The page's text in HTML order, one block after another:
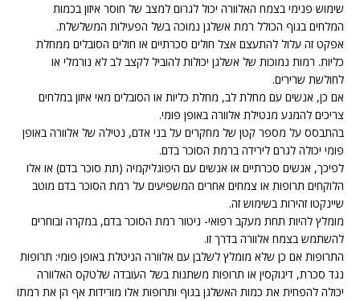
שימוש פנימי בצמח האלוורה יכול לגרום למצב של חוסר איזון בכמות
המלחים בגוף הכולל רמת אשלגן נמוכה בשל הפעילות המשלשלת.
אפקט זה עלול להתעצם אצל חולים סכרתיים או חולים הסובלים ממחלת
כליות. רמות נמוכות של אשלגן יכולות להוביל לקצב לב לא נורמלי או
לחולשת שרירים.
אם כן, אנשים עם מחלת לב, מחלת כליות או הסובלים מאי איזון במלחים
צריכים להמנע מנטילת אלוורה באופן פומי.
בהתבסס על מספר קטן של מחקרים על בני אדם, נטילה של אלוורה באופן
פומי יכולה לגרם לירידה ברמת הסוכר בדם.
לפיכך, אנשים סכרתיים או אנשים עם היפוגליקמיה (תת סוכר בדם) או אלו
הלוקחים תרופות או צמחים אחרים המשפיעים על רמת הסוכר בדם מוטב
שיינקטו זהירות בשימוש זה.
מומלץ להיות תחת מעקב רפואי- ניטור רמת הסוכר בדם, במקרה ובוחרים
להשתמש בצמח אלוורה בדרך זו.
התרופות אם כן שלא מומלץ לשלבן עם אלוורה הניטלת באופן פומי: תרופות
נגד סכרת, דיגוקסין או תרופות משתנות בשל העובדה שלטקס האלוורה
יכולה להפחית את כמות האשלגן בגוף ותרופות אלו מורידות אף הן את רמתו